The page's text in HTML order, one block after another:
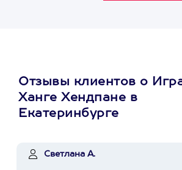
Отзывы клиентов о
Ханге Хендпане в
Екатеринбурге
Светлана А.